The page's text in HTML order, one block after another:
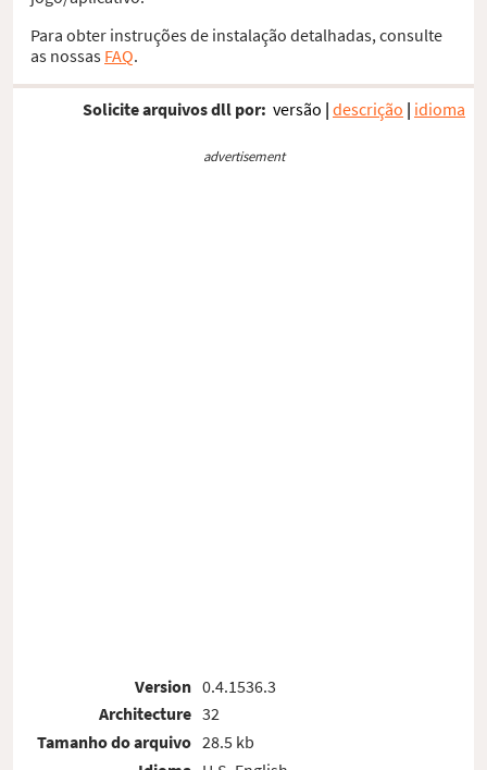
Para obter instruções de instalação detalhadas, consulte
as nossas FAQ.
Solicite arquivos dll por: versão | descrição | idioma
advertisement
Version
Architecture
Tamanho do arquivo
0.4.1536.3
32
28.5 kb